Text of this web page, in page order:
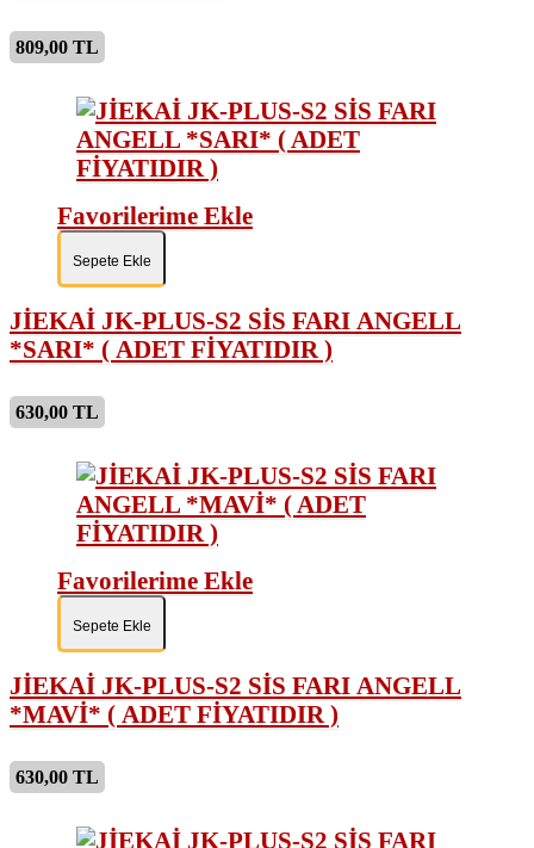
809,00 TL
Favorilerime Ekle
Sepete Ekle
JİEKAİ JK-PLUS-S2 SİS FARI ANGELL
*SARI* ( ADET FİYATIDIR )
630,00 TL
Favorilerime Ekle
Sepete Ekle
JİEKAİ JK-PLUS-S2 SİS FARI ANGELL
*MAVİ* ( ADET FİYATIDIR )
630,00 TL